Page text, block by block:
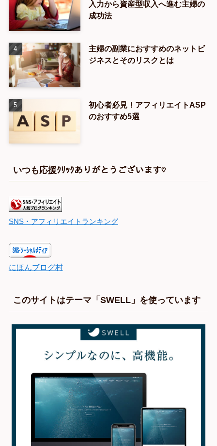
入力から資産型収入へ進む主婦の
成功法
主婦の副業におすすめのネットビ
ジネスとそのリスクとは
初心者必見！アフィリエイトASP
のおすすめ5選
いつも応援ｸﾘｯｸありがとうございます♡
SNS・アフィリエイトランキング
にほんブログ村
このサイトはテーマ「SWELL」を使っています